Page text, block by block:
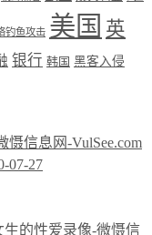
钓鱼攻击 美国 英
银行 韩国 黑客入侵
07-27